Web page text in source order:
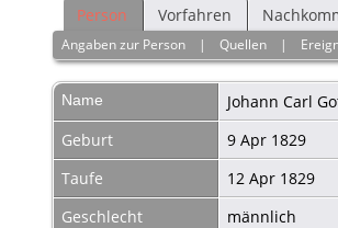
Person Vorfahren
Angaben zur Person |Quellen |
Name Johann Carl
Geburt
9 Apr 1829
Taufe
12 Apr 1829
Geschlecht
männlich